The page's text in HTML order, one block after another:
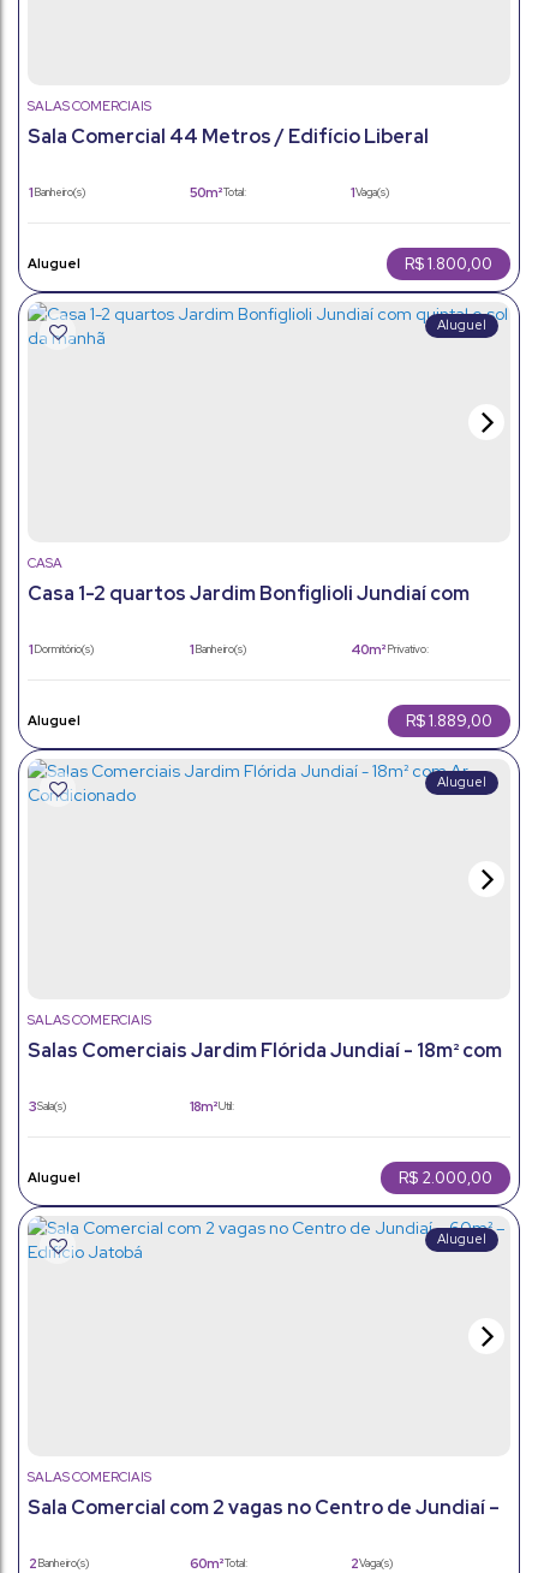
Sala Comercial 44 Metros / Edifício Liberal
SALAS COMERCIAIS
R$1.800,00
1Banheiro(s) Total:
50m² 1Vaga(s)
Casa 1-2 quartos Jardim Bonfiglioli Jundiaí com
CASA
R$1.889,00
1Dormitório(s) 1Banheiro(s) Privativo:
40m²
Salas Comerciais Jardim Flórida Jundiaí - 18m² com
SALAS COMERCIAIS
R$ 2.000,00
3Sala(s) Útil:
18m²
Sala Comercial com 2 vagas no Centro de Jundiaí –
SALAS COMERCIAIS
2Banheiro(s) Total:
60m² 2Vaga(s)